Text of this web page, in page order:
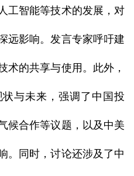
工智能等技术的发展，对
远影响。发言专家呼吁建
术的共享与使用。此外，
与未来，强调了中国投
候合作等议题，以及中美
。同时，讨论还涉及了中